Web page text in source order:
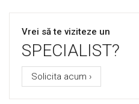
Vrei să te viziteze un
SPECIALIST?
Solicita acum ›